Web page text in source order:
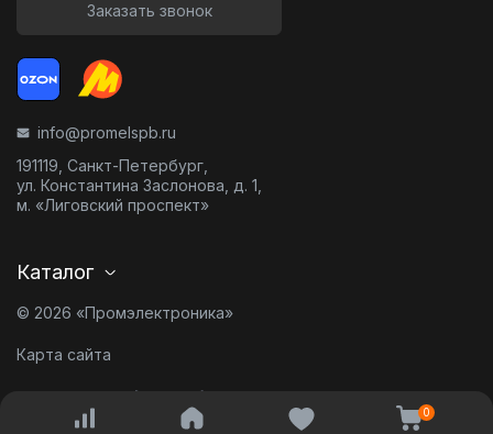
0
Заказать звонок
info@promelspb.ru
191119, Санкт-Петербург,
ул. Константина Заслонова, д. 1,
м. «Лиговский проспект»
Каталог
© 2026 «Промэлектроника»
Карта сайта